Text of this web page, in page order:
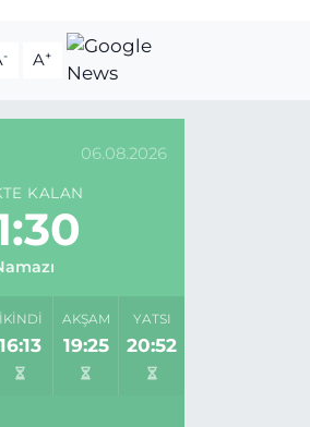
- A+
06.08.2026
KALAN
İKINDI
16:13
AKŞAM
19:25
YATSI
20:52